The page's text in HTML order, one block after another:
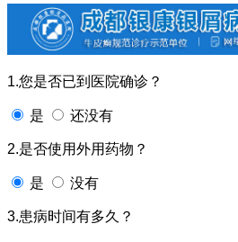
1.您是否已到医院确诊？
是 还没有
2.是否使用外用药物？
是 没有
3.患病时间有多久？